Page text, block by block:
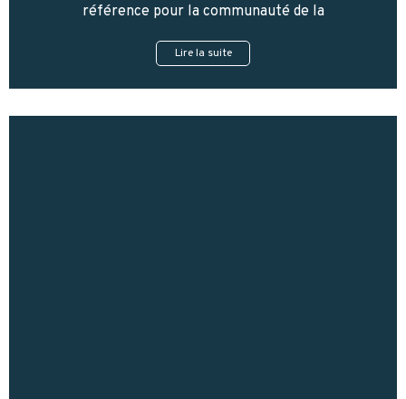
référence pour la communauté de la
Lire la suite